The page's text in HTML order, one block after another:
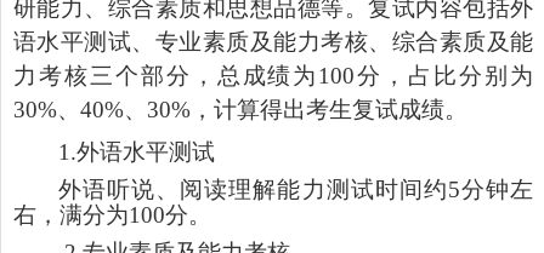
研能力、综合素质和思想品德等。复试内容包括外
语水平测试、专业素质及能力考核、综合素质及能
力考核三个部分，总成绩为100分，占比分别为
30%、 40%、 30% ，计算得出考生复试成绩。
1.外语水平测试
外语听说、阅读理解能力测试时间约5分钟左
右，满分为100分。